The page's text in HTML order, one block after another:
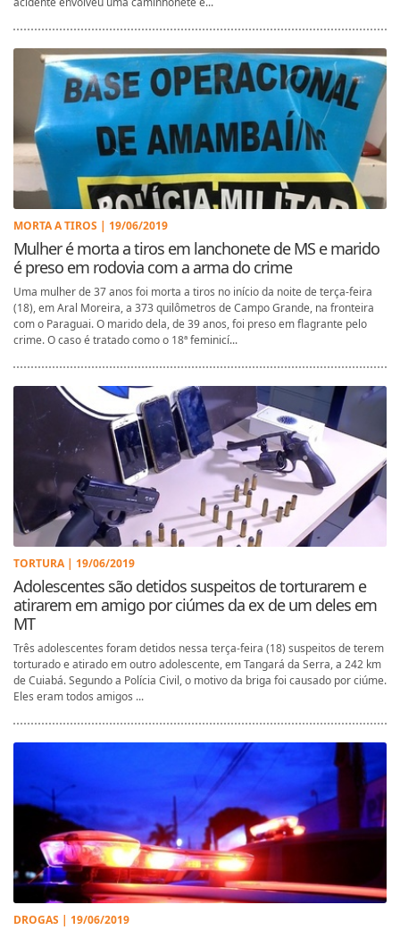
MORTA A TIROS | 19/06/2019
Mulher é morta a tiros em lanchonete de MS e marido
é preso em rodovia com a arma do crime
Uma mulher de 37 anos foi morta a tiros no início da noite de terça-feira
(18), em Aral Moreira, a 373 quilômetros de Campo Grande, na fronteira
com o Paraguai. O marido dela, de 39 anos, foi preso em flagrante pelo
crime. O caso é tratado como o 18ª feminicí...
TORTURA | 19/06/2019
Adolescentes são detidos suspeitos de torturarem e
atirarem em amigo por ciúmes da ex de um deles em
MT
Três adolescentes foram detidos nessa terça-feira (18) suspeitos de terem
torturado e atirado em outro adolescente, em Tangará da Serra, a 242 km
de Cuiabá. Segundo a Polícia Civil, o motivo da briga foi causado por ciúme.
Eles eram todos amigos ...
DROGAS | 19/06/2019